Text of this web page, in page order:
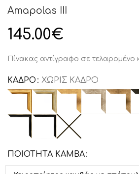
Amapolas III
145.00€
Πίνακας αντίγραφο σε τελαρομένο
ΚΑΔΡΟ ΧΩΡΊΣ ΚΆΔΡΟ
ΠΟΙΟΤΗΤΑ ΚΑΜΒΑ